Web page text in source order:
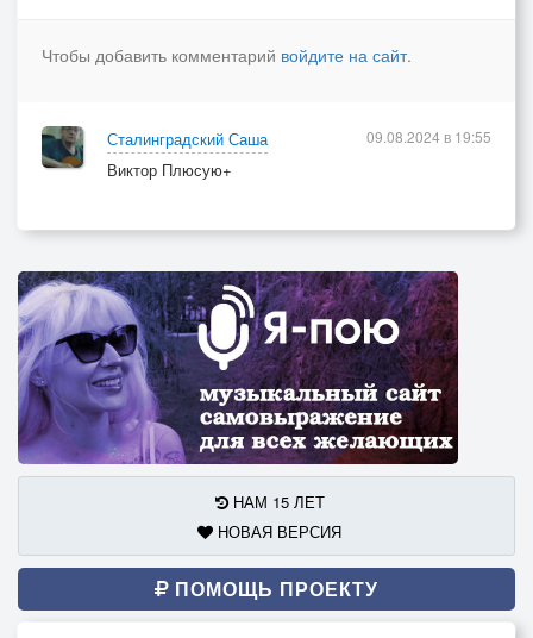
Чтобы добавить комментарий войдите на сайт.
Сталинградский Саша
Виктор Плюсую+
09.08.2024 в 19:55
НАМ 15 ЛЕТ
НОВАЯ ВЕРСИЯ
ПОМОЩЬ ПРОЕКТУ